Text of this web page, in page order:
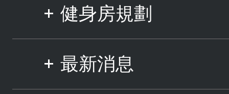
健身房規劃
最新消息